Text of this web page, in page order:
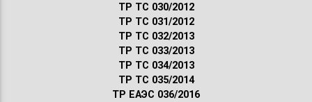
ТР ТС 030/2012
ТР ТС 031/2012
ТР ТС 032/2013
ТР ТС 033/2013
ТР ТС 034/2013
ТР ТС 035/2014
ТР ЕАЭС 036/2016